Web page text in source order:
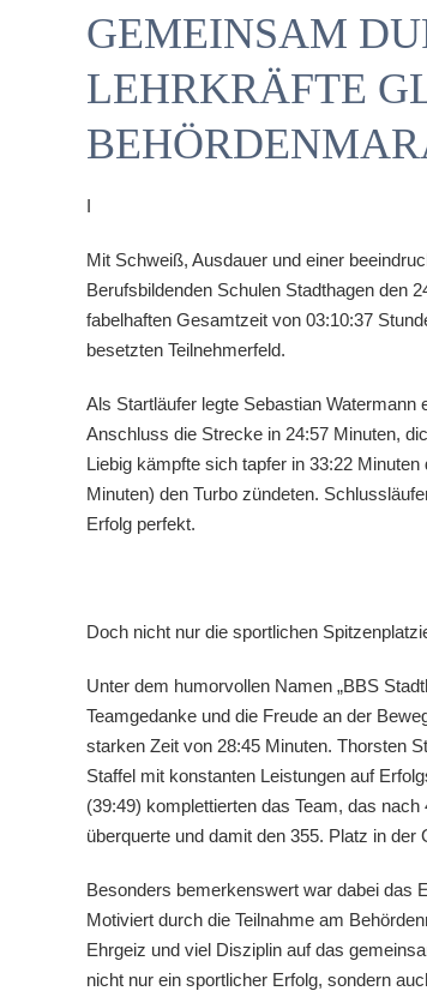
GEMEINSAM
LEHRKRÄFTE
I
Mit Schweiß, Ausdauer und einer
Berufsbildenden Schulen Stadthagen den
fabelhaften Gesamtzeit von 03:10:37
besetzten Teilnehmerfeld.
Als Startläufer legte Sebastian
Anschluss die Strecke in 24:57 Minuten,
Liebig kämpfte sich tapfer in 33:22
Minuten) den Turbo zündeten.
Erfolg perfekt.
Doch nicht nur die sportlichen
Unter dem humorvollen Namen „BBS
Teamgedanke und die Freude an der
starken Zeit von 28:45 Minuten. Thorsten
Staffel mit konstanten Leistungen auf
(39:49) komplettierten das Team, das
überquerte und damit den 355. Platz in
Besonders bemerkenswert war dabei das
Motiviert durch die Teilnahme am
Ehrgeiz und viel Disziplin auf das
nicht nur ein sportlicher Erfolg, sondern